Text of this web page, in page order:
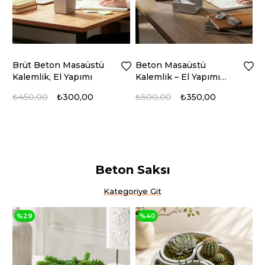
Beton Masaüstü
Kalemlik – El Yapımı
Organizer ₺350,00
₺500,00
El Yapımı Brüt
Masaüstü Kalemlik &
₺300,00
₺400,00
Beton Saksı
%40
Kategoriye Git